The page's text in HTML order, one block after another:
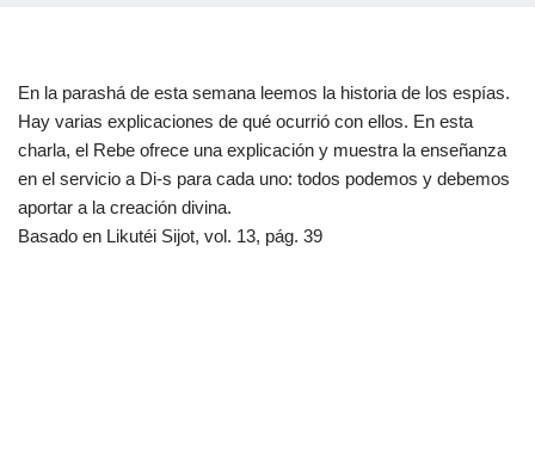
En la parashá de esta semana leemos la historia de los espías.
Hay varias explicaciones de qué ocurrió con ellos. En esta
charla, el Rebe ofrece una explicación y muestra la enseñanza
en el servicio a Di-s para cada uno: todos podemos y debemos
aportar a la creación divina.
Basado en Likutéi Sijot, vol. 13, pág. 39